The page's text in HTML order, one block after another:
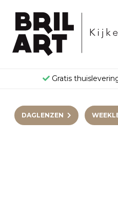
Gratis
DAGLENZEN